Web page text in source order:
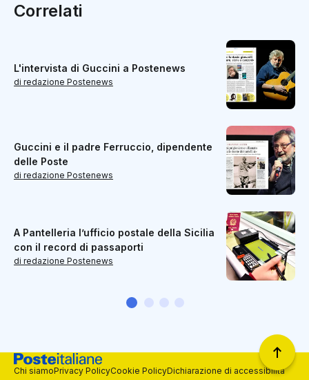
Correlati
L'intervista di Guccini a Postenews
di redazione Postenews
Guccini e il padre Ferruccio, dipendente
delle Poste
di redazione Postenews
A Pantelleria l’ufficio postale della Sicilia
con il record di passaporti
di redazione Postenews
Chi siamoPrivacy PolicyCookie PolicyDichiarazione di accessibilità